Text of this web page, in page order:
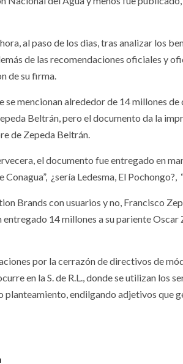
al paso de los dias, tras analizar los
de las recomendaciones oficiales y
de su firma.
mencionan alrededor de 14 millones de
Beltrán, pero el documento da la
de Zepeda Beltrán.
el documento fue entregado en
Conagua”, ¿sería Ledesma, El Pochongo?,
Brands con usuarios y no, Francisco
14 millones a su pariente Oscar
por la cerrazón de directivos de
en la S. de R.L., donde se utilizan los
planteamiento, endilgando adjetivos que